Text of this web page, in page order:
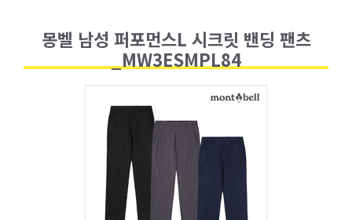
몽벨 남성 퍼포먼스L 시크릿 밴딩 팬츠
_MW3ESMPL84